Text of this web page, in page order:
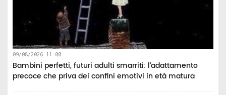
09/08/2026 11:00
Bambini perfetti, futuri adulti smarriti: l'adattamento
precoce che priva dei confini emotivi in età matura